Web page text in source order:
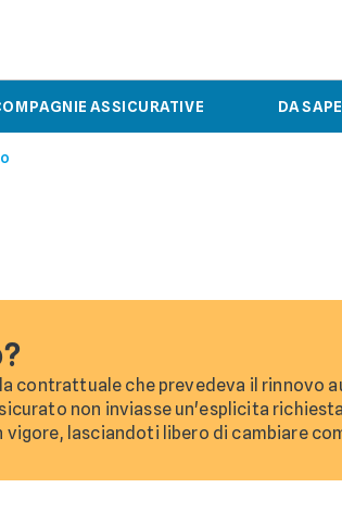
ASSICURATIVE DA
contrattuale che prevedeva il rinnovo
non inviasse un'esplicita
vigore, lasciandoti libero di cambiare